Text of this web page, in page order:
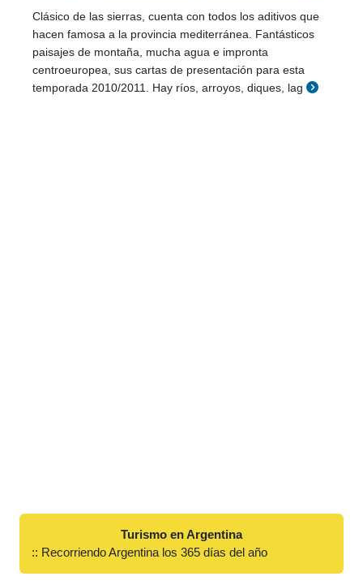
Clásico de las sierras, cuenta con todos los aditivos que
hacen famosa a la provincia mediterránea. Fantásticos
paisajes de montaña, mucha agua e impronta
centroeuropea, sus cartas de presentación para esta
temporada 2010/2011. Hay ríos, arroyos, diques, lag
Turismo en Argentina
:: Recorriendo Argentina los 365 días del año